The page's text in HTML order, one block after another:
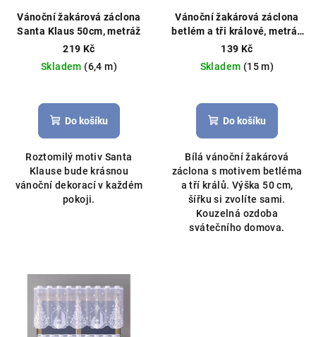
Vánoční žakárová záclona
Santa Klaus 50cm, metráž
219 Kč
Skladem (6,4 m)
hodnocení
produktu
z
5
hvězdiček.
Do košíku
Roztomilý motiv Santa
Klause bude krásnou
vánoční dekorací v každém
pokoji.
Vánoční žakárová záclona
betlém a tři králové, metráž
výška 50cm bílá
139 Kč
Skladem (15 m)
hodnocení
produktu
z
5
hvězdiček.
Do košíku
Bílá vánoční žakárová
záclona s motivem betléma
a tří králů. Výška 50 cm,
šířku si zvolíte sami.
Kouzelná ozdoba
svátečního domova.